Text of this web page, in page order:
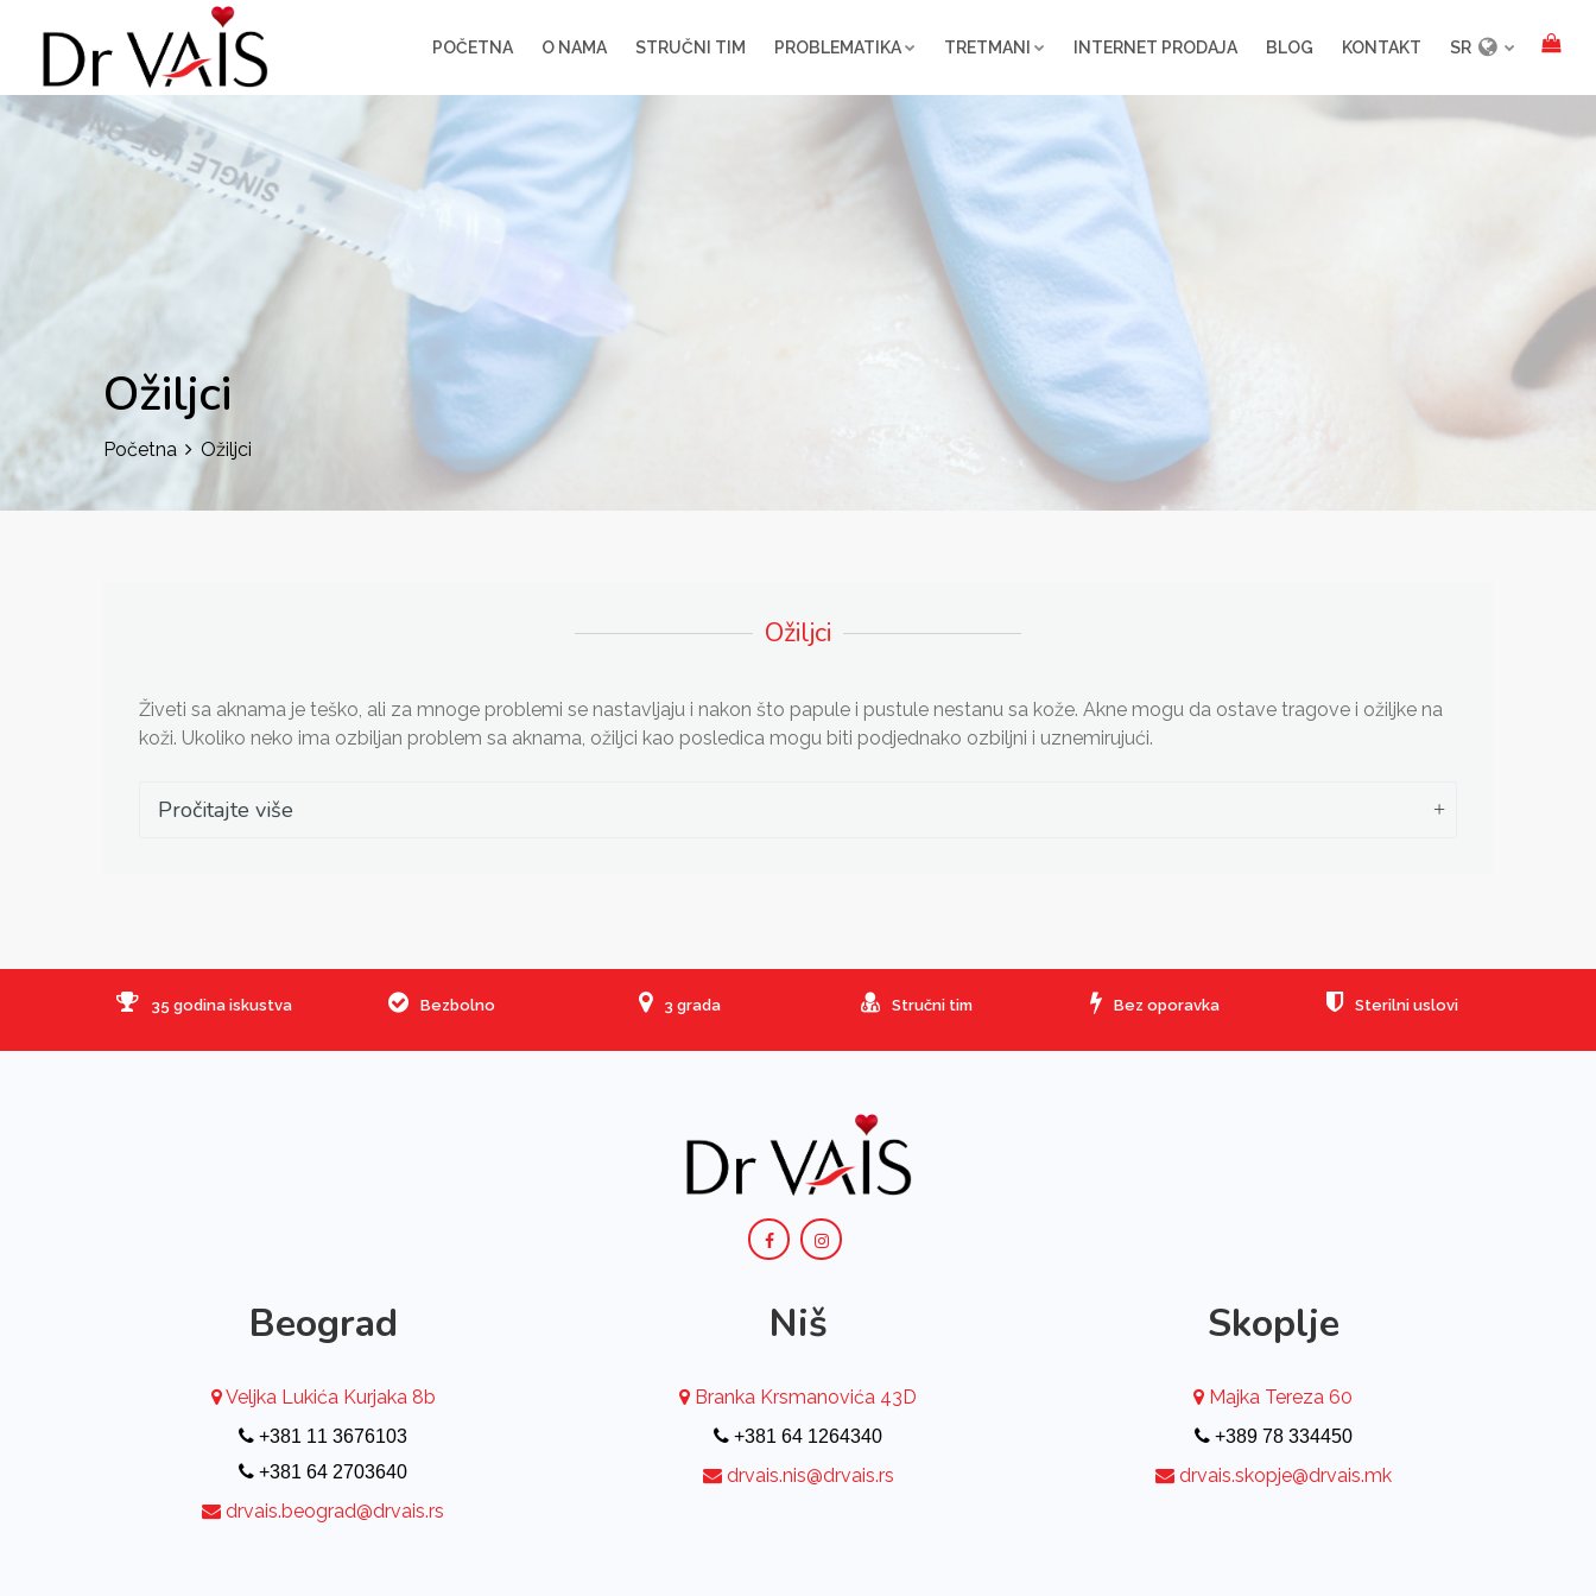
POČETNA O NAMA STRUČNI TIM PROBLEMATIKA TRETMANI INTERNET PRODAJA BLOG KONTAKT SR
Ožiljci
Početna Ožiljci
Ožiljci
Živeti sa aknama je teško, ali za mnoge problemi se nastavljaju i nakon što papule i pustule nestanu sa kože. Akne mogu da ostave tragove i ožiljke na
koži. Ukoliko neko ima ozbiljan problem sa aknama, ožiljci kao posledica mogu biti podjednako ozbiljni i uznemirujući.
Pročitajte više
35 godina iskustva Bezbolno 3 grada Stručni tim Bez oporavka Sterilni uslovi
Beograd
Veljka Lukića Kurjaka 8b
+381 11 3676103
+381 64 2703640
drvais.beograd@drvais.rs
Niš
Branka Krsmanovića 43D
+381 64 1264340
drvais.nis@drvais.rs
Skoplje
Majka Tereza 60
+389 78 334450
drvais.skopje@drvais.mk